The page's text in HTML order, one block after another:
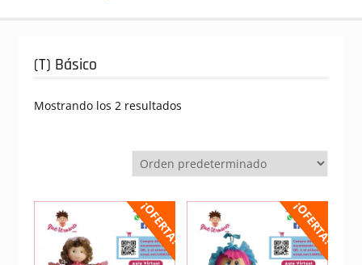
(T) Básico
Mostrando los 2 resultados
¡OFERTA! ¡OFERTA!